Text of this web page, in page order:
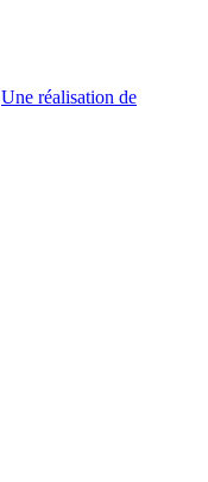
Une réalisation de